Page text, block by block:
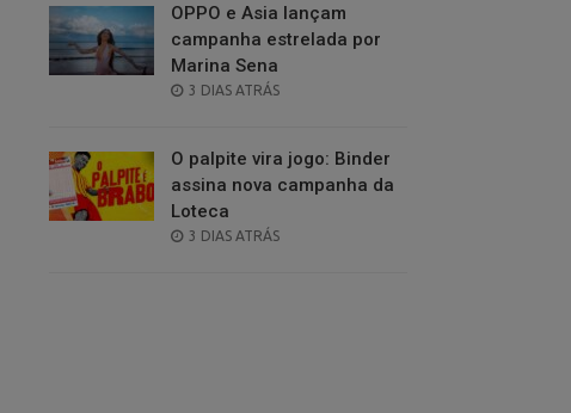
OPPO e Asia lançam
campanha estrelada por
Marina Sena
POSTED
3 DIAS ATRÁS
O palpite vira jogo: Binder
assina nova campanha da
Loteca
POSTED
3 DIAS ATRÁS